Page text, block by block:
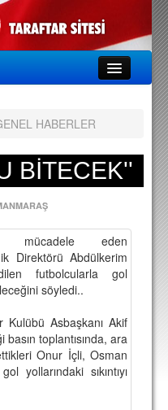
HABERLER
BİTECEK''
eden
Direktörü Abdülkerim
futbolcularla gol
söyledi..
Kulübü Asbaşkanı Akif
toplantısında, ara
Onur İçli, Osman
yollarındaki sıkıntıyı